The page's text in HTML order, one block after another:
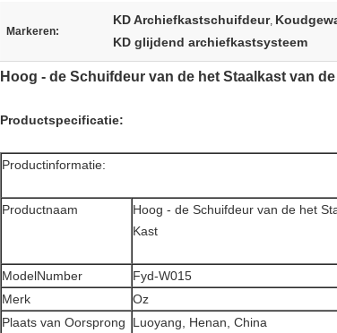
Markeren:
KD Archiefkastschuifdeur,
KD glijdend archiefkastsysteem
Hoog - de Schuifdeur van de het Staalkast van
Productspecificatie:
Productinformatie:
Productnaam
Hoog - de Schuifdeur van de het
Kast
ModelNumber
Fyd-W015
Merk
Oz
Plaats van Oorsprong
Luoyang, Henan, China